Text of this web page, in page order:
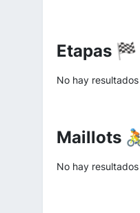
Etapas 🏁
No hay resultados
Maillots
No hay resultados